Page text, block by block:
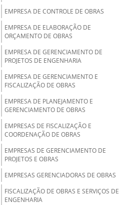
EMPRESA DE CONTROLE DE OBRAS
EMPRESA DE ELABORAÇÃO DE
ORÇAMENTO DE OBRAS
EMPRESA DE GERENCIAMENTO DE
PROJETOS DE ENGENHARIA
EMPRESA DE GERENCIAMENTO E
FISCALIZAÇÃO DE OBRAS
EMPRESA DE PLANEJAMENTO E
GERENCIAMENTO DE OBRAS
EMPRESAS DE FISCALIZAÇÃO E
COORDENAÇÃO DE OBRAS
EMPRESAS DE GERENCIAMENTO DE
PROJETOS E OBRAS
EMPRESAS GERENCIADORAS DE OBRAS
FISCALIZAÇÃO DE OBRAS E SERVIÇOS DE
ENGENHARIA